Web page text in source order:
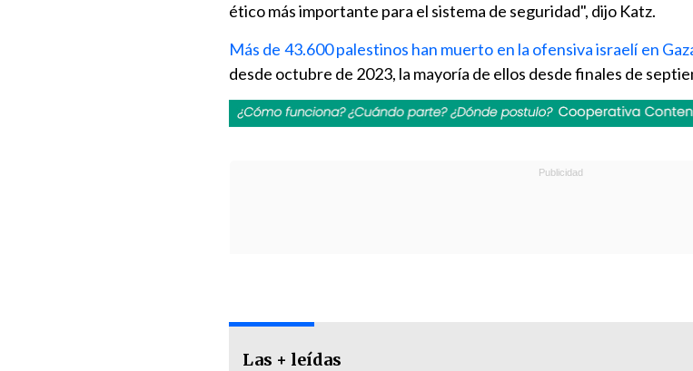
ético más importante para el sistema de seguridad", dijo Katz.
Más de 43.600 palestinos han muerto en la ofensiva israelí en
desde octubre de 2023, la mayoría de ellos desde finales de
Las + leídas